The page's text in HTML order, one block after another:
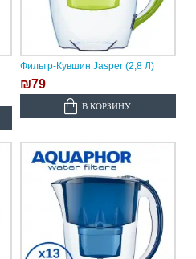
Фильтр-Кувшин Jasper (2,8 Л)
₪79
В КОРЗИНУ